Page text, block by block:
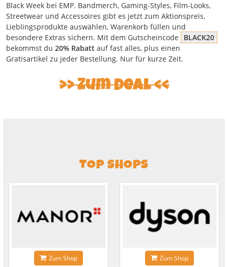
Black Week bei EMP. Bandmerch, Gaming-Styles, Film-Looks,
Streetwear und Accessoires gibt es jetzt zum Aktionspreis.
Lieblingsprodukte auswählen, Warenkorb füllen und
besondere Extras sichern. Mit dem Gutscheincode
BLACK20
bekommst du 20% Rabatt auf fast alles, plus einen
Gratisartikel zu jeder Bestellung. Nur für kurze Zeit.
Zum Deal
TOP SHOPS
Zum Shop Zum Shop